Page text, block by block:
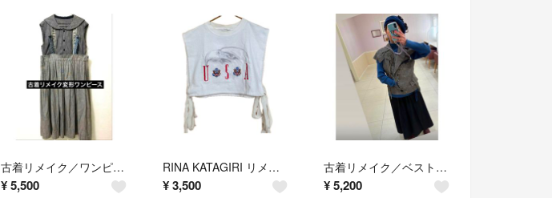
古着リメイク／ワンピース／ブラックデニム／綿/無地/1点物／オリジナルデザイン
¥5,500
RINA KATAGIRI リメイクスウェットベスト
¥ 3,500
古着リメイク／ベスト/ツイード／チェーン ブローチ付き／茶系/M～L/1点物
¥5,200